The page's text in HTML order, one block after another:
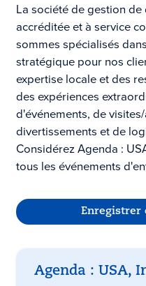
La société de gestion de
accréditée et à service
sommes spécialisés
stratégique pour nos
expertise locale et des
des expériences
d'événements, de
divertissements et de
Considérez Agenda :
tous les événements
Enregistrer
Agenda : USA,